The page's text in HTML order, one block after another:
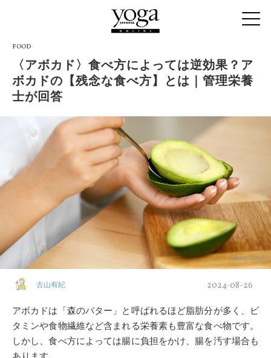
FOOD
〈アボカド〉食べ方によっては逆効果？ア
ボカドの【残念な食べ方】とは｜管理栄養
士が回答
Adobe Stock
古山有紀 2024-08-26
アボカドは「森のバター」と呼ばれるほど脂肪分が多く、ビ
タミンや食物繊維など含まれる栄養素も豊富な食べ物です。
しかし、食べ方によっては腸に負担をかけ、腸を汚す場合も
あります。